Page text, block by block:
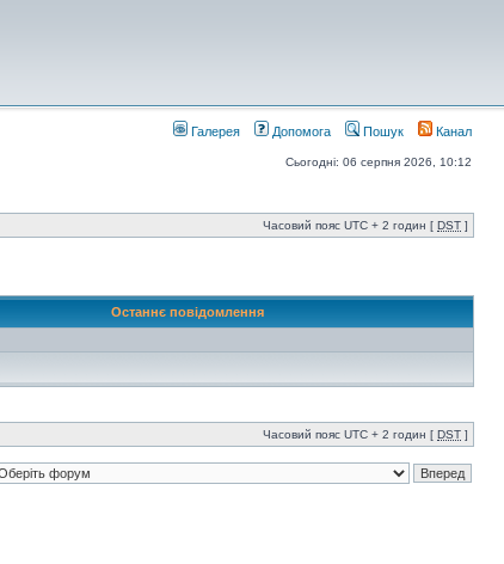
Галерея Допомога Пошук Канал
Сьогодні: 06 серпня 2026, 10:12
Часовий пояс UTC + 2 годин [ DST ]
Останнє повідомлення
Часовий пояс UTC + 2 годин [ DST ]